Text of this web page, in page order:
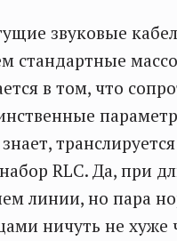
звуковые
стандартные
в том, что
RLC. Да, при
линии, но пара
ничуть не хуже